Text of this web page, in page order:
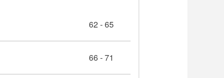
62 - 65
66 - 71